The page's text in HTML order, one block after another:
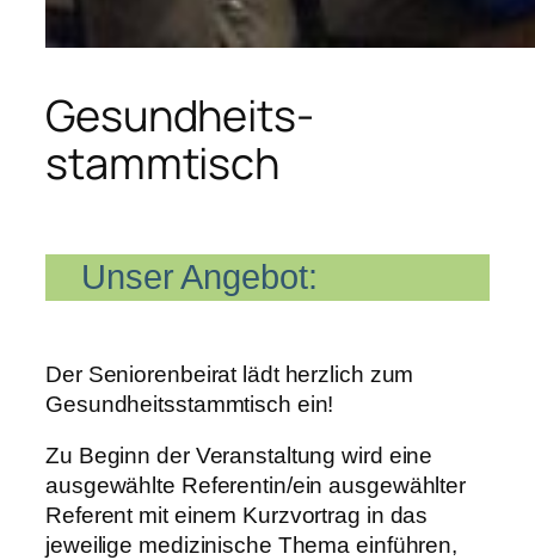
Gesundheits­
stammtisch
Unser Angebot:
Der Seniorenbeirat lädt herzlich zum
Gesundheitsstammtisch ein!
Zu Beginn der Veranstaltung wird eine
ausgewählte Referentin/ein ausgewählter
Referent mit einem Kurzvortrag in das
jeweilige medizinische Thema einführen,